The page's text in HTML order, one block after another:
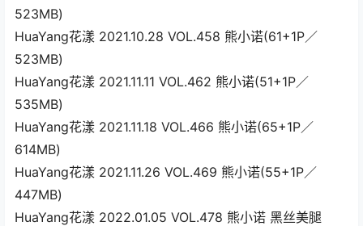
523MB)
HuaYang花漾 2021.10.28 VOL.458 熊小诺(61+1P／
523MB)
HuaYang花漾 2021.11.11 VOL.462 熊小诺(51+1P／
535MB)
HuaYang花漾 2021.11.18 VOL.466 熊小诺(65+1P／
614MB)
HuaYang花漾 2021.11.26 VOL.469 熊小诺(55+1P／
447MB)
HuaYang花漾 2022.01.05 VOL.478 熊小诺 黑丝美腿